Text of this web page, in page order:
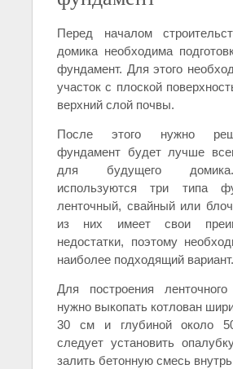
Перед началом
домика необходима
фундамент. Для этого
участок с плоской
верхний слой почвы.
После этого нужно
фундамент будет лучше
для будущего
используются три типа
ленточный, свайный или
из них имеет свои
недостатки, поэтому
наиболее подходящий вариант.
Для построения
нужно выкопать котлован
30 см и глубиной около
следует установить
залить бетонную смесь